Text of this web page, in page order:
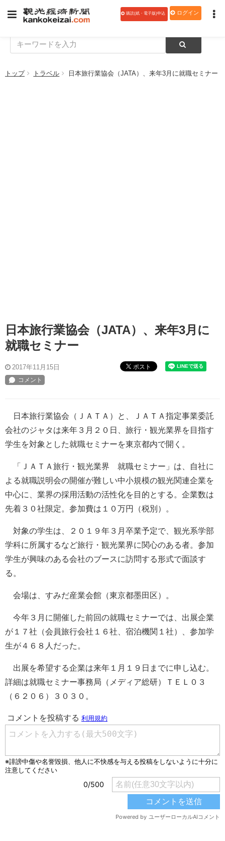
購読(紙・電子版)申込 ログイン
トップ トラベル 日本旅行業協会（JATA）、来年3月に就職セミナー
日本旅行業協会（JATA）、来年3月に
就職セミナー
2017年11月15日 ポスト
日本旅行業協会（ＪＡＴＡ）と、ＪＡＴＡ指定事業委託
会社のジャタは来年３月２０日、旅行・観光業界を目指す
学生を対象とした就職セミナーを東京都内で開く。
「ＪＡＴＡ旅行・観光業界 就職セミナー」は、自社に
よる就職説明会の開催が難しい中小規模の観光関連企業を
中心に、業界の採用活動の活性化を目的とする。企業数は
先着３０社限定。参加費は１０万円（税別）。
対象の学生は、２０１９年３月卒業予定で、観光系学部
学科に所属するなど旅行・観光業界に関心のある者。参加
学生が興味のある会社のブースに訪問する形式で面談す
る。
会場は、すみだ産業会館（東京都墨田区）。
今年３月に開催した前回の就職セミナーでは、出展企業
が１７社（会員旅行会社１６社、宿泊機関１社）、参加学
生が４６８人だった。
出展を希望する企業は来年１月１９日までに申し込む。
詳細は就職セミナー事務局（メディア総研）ＴＥＬ０３
（６２０６）３０３０。